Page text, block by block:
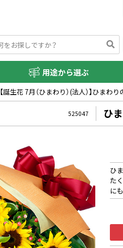
用途から選ぶ
【誕生花 7月（ひまわり）(法人）】ひまわ
525047 ひ
ひ
た
に